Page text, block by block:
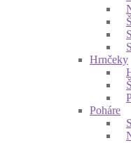
Hrnčeky
Poháre